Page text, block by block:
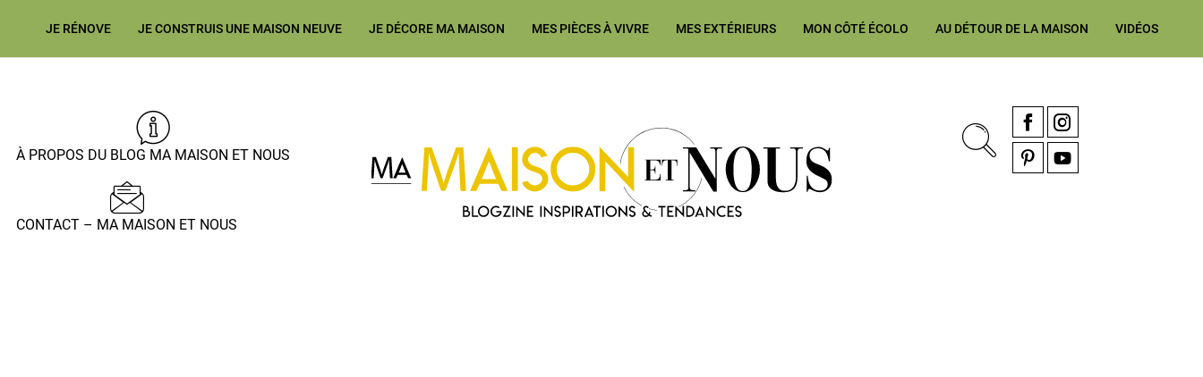
JE RÉNOVE JE CONSTRUIS UNE MAISON NEUVE JE DÉCORE MA MAISON MES PIÈCES À VIVRE MES EXTÉRIEURS MON CÔTÉ ÉCOLO AU DÉTOUR DE LA MAISON VIDÉOS
Ma Maison et Nous Construction, rénovation & décoration Alsace, Franche-Comté
À PROPOS DU BLOG MA MAISON ET NOUS
CONTACT – MA MAISON ET NOUS
FacebookInstagram